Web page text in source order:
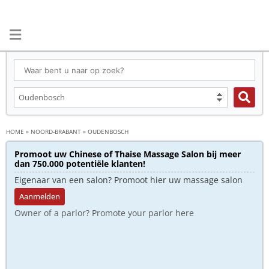
HOME » NOORD-BRABANT » OUDENBOSCH
Promoot uw Chinese of Thaise Massage Salon bij meer
dan 750.000 potentiële klanten!
Eigenaar van een salon? Promoot hier uw massage salon
Aanmelden
Owner of a parlor? Promote your parlor here